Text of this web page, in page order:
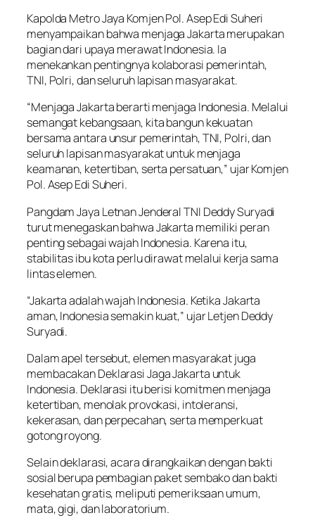
Kapolda Metro Jaya Komjen Pol. Asep Edi Suheri
menyampaikan bahwa menjaga Jakarta merupakan
bagian dari upaya merawat Indonesia. Ia
menekankan pentingnya kolaborasi pemerintah,
TNI, Polri, dan seluruh lapisan masyarakat.
“Menjaga Jakarta berarti menjaga Indonesia. Melalui
semangat kebangsaan, kita bangun kekuatan
bersama antara unsur pemerintah, TNI, Polri, dan
seluruh lapisan masyarakat untuk menjaga
keamanan, ketertiban, serta persatuan,” ujar Komjen
Pol. Asep Edi Suheri.
Pangdam Jaya Letnan Jenderal TNI Deddy Suryadi
turut menegaskan bahwa Jakarta memiliki peran
penting sebagai wajah Indonesia. Karena itu,
stabilitas ibu kota perlu dirawat melalui kerja sama
lintas elemen.
“Jakarta adalah wajah Indonesia. Ketika Jakarta
aman, Indonesia semakin kuat,” ujar Letjen Deddy
Suryadi.
Dalam apel tersebut, elemen masyarakat juga
membacakan Deklarasi Jaga Jakarta untuk
Indonesia. Deklarasi itu berisi komitmen menjaga
ketertiban, menolak provokasi, intoleransi,
kekerasan, dan perpecahan, serta memperkuat
gotong royong.
Selain deklarasi, acara dirangkaikan dengan bakti
sosial berupa pembagian paket sembako dan bakti
kesehatan gratis, meliputi pemeriksaan umum,
mata, gigi, dan laboratorium.